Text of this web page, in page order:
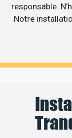
responsable.
Notre